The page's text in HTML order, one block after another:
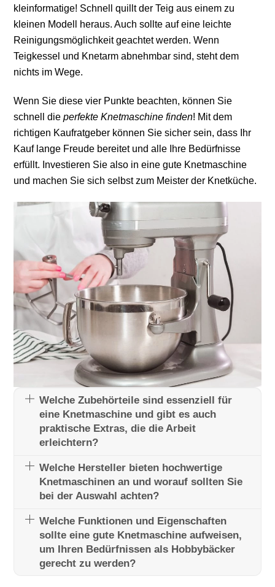
kleinformatige! Schnell quillt der Teig aus einem zu
kleinen Modell heraus. Auch sollte auf eine leichte
Reinigungsmöglichkeit geachtet werden. Wenn
Teigkessel und Knetarm abnehmbar sind, steht dem
nichts im Wege.
Wenn Sie diese vier Punkte beachten, können Sie
schnell die perfekte Knetmaschine finden! Mit dem
richtigen Kaufratgeber können Sie sicher sein, dass Ihr
Kauf lange Freude bereitet und alle Ihre Bedürfnisse
erfüllt. Investieren Sie also in eine gute Knetmaschine
und machen Sie sich selbst zum Meister der Knetküche.
Welche Zubehörteile sind essenziell für
eine Knetmaschine und gibt es auch
praktische Extras, die die Arbeit
erleichtern?
Welche Hersteller bieten hochwertige
Knetmaschinen an und worauf sollten Sie
bei der Auswahl achten?
Welche Funktionen und Eigenschaften
sollte eine gute Knetmaschine aufweisen,
um Ihren Bedürfnissen als Hobbybäcker
gerecht zu werden?